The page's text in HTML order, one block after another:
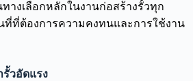
ทางเลือกหลักในงานก่อสร้างรั้วทุก
ที่ที่ต้องการความคงทนและการใช้งาน
รั้วอัดแรง